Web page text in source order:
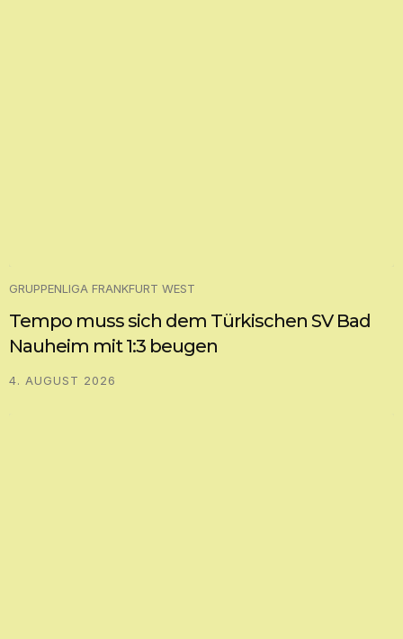
GRUPPENLIGA FRANKFURT WEST
Tempo muss sich dem Türkischen SV Bad
Nauheim mit 1:3 beugen
4. AUGUST 2026